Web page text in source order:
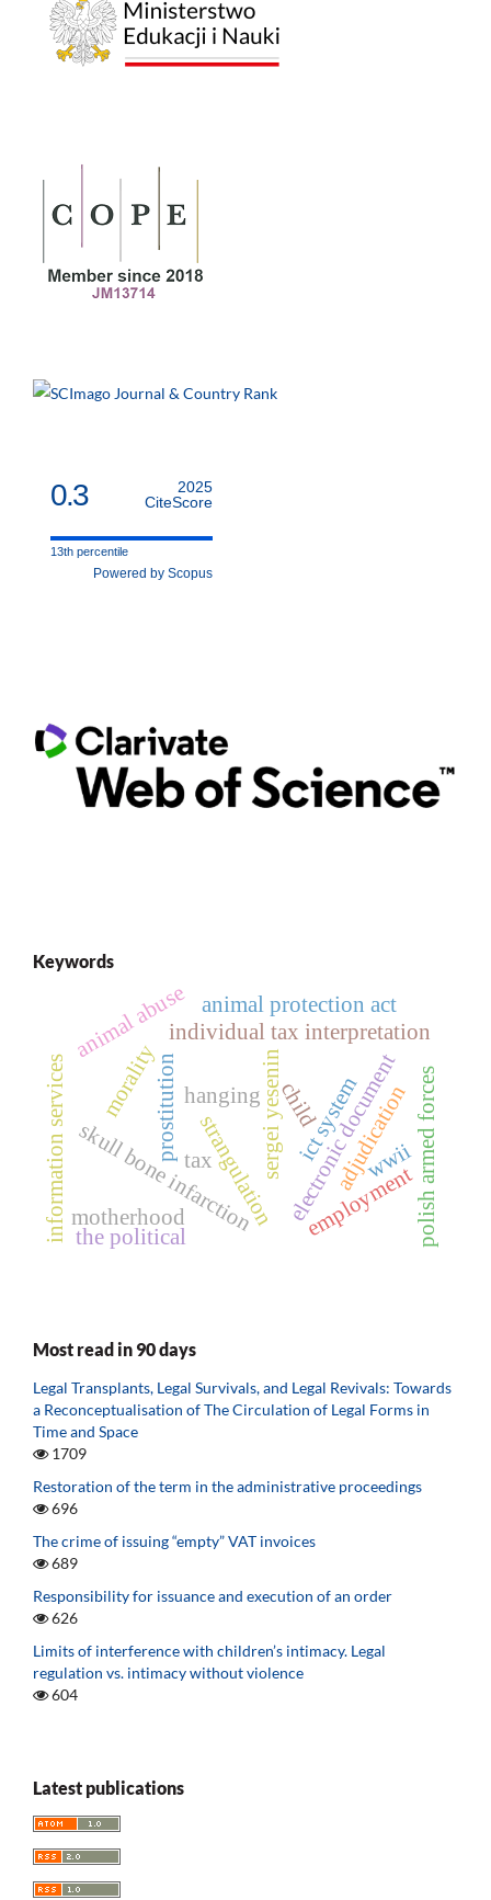
0.3
2025
CiteScore
13th percentile
Powered by Scopus
Keywords
prostitution tax
individual tax interpretation
morality sergei yesenin
hanging
strangulation
skull bone infarction
child
motherhood
information services ict system
electronic document
employment
adjudication
the political
animal protection act
animal abuse
wwiipolish armed forces
Most read in 90 days
Legal Transplants, Legal Survivals, and Legal Revivals: Towards
a Reconceptualisation of The Circulation of Legal Forms in
Time and Space
1709
Restoration of the term in the administrative proceedings
696
The crime of issuing “empty” VAT invoices
689
Responsibility for issuance and execution of an order
626
Limits of interference with children’s intimacy. Legal
regulation vs. intimacy without violence
604
Latest publications